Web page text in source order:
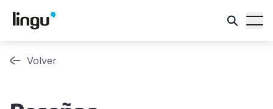
Volver